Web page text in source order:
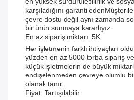
en yüksek sürdürülebilirlik ve
karşıladığını garanti
çevre dostu değil aynı zamanda
bir ürün sunmaya kararlıyız.
En az sipariş miktarı: 5K
Her işletmenin farklı ihtiyaçları
yüzden en az 5000 torba sipariş
küçük işletmelerin de büyük
endişelenmeden çevreye olumlu
olanak tanır.
Fiyat: Tartışılabilir